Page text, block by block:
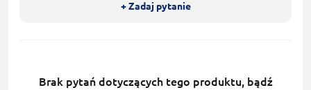
+ Zadaj pytanie
Brak pytań dotyczących tego produktu, bądź